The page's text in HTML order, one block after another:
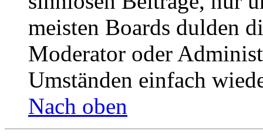
meisten Boards dulden
Moderator oder
Umständen einfach
Nach oben